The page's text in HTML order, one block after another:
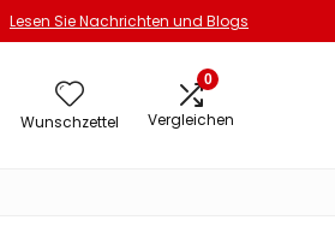
Lesen Sie Nachrichten und Blogs
Wunschzettel
0
Vergleichen